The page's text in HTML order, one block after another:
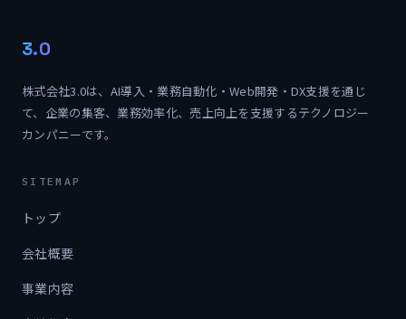
3.0
株式会社3.0は、AI導入・業務自動化・Web開発・DX支援を通じ
て、企業の集客、業務効率化、売上向上を支援するテクノロジー
カンパニーです。
SITEMAP
トップ
会社概要
事業内容